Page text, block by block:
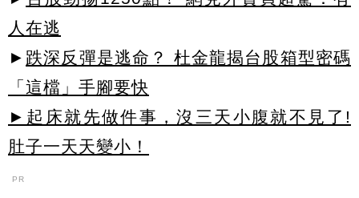
人在逃
► 跌深反彈是逃命？ 杜金龍揭台股箱型密碼
「這檔」手腳要快
►起床就先做件事，沒三天小腹就不見了!
肚子一天天變小！
PR